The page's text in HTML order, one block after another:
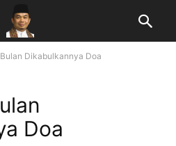
Dikabulkannya Doa
Doa